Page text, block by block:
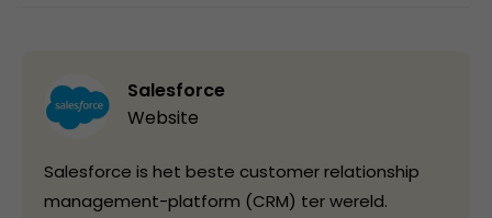
Salesforce
Website
Salesforce is het beste customer relationship
management-platform (CRM) ter wereld.